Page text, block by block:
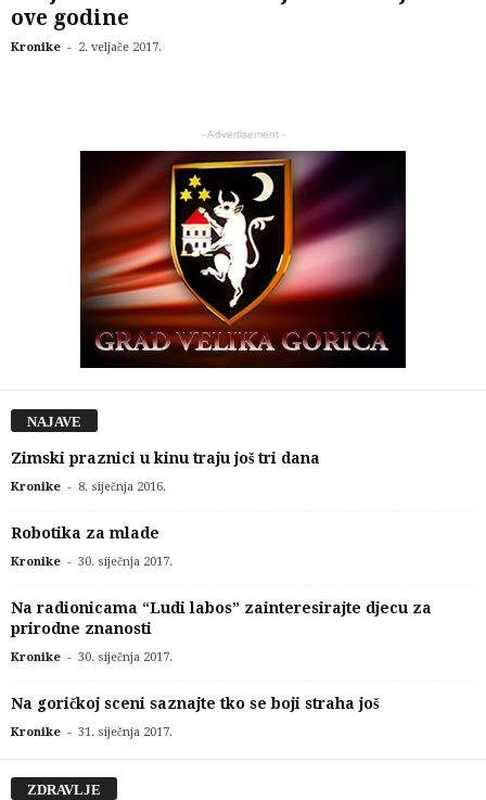
ove godine
Kronike - 2. veljače 2017.
- Advertisement -
NAJAVE
Zimski praznici u kinu traju još tri dana
Kronike - 8. siječnja 2016.
Robotika za mlade
Kronike - 30. siječnja 2017.
Na radionicama “Ludi labos” zainteresirajte djecu za
prirodne znanosti
Kronike - 30. siječnja 2017.
Na goričkoj sceni saznajte tko se boji straha još
Kronike - 31. siječnja 2017.
ZDRAVLJE